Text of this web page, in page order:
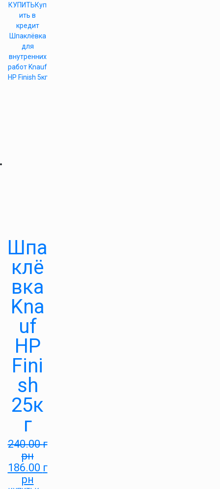
КУПИТЬКуп
ить в
кредит
Шпаклёвка
для
внутренних
работ Knauf
HP Finish 5кг
Шпа
клё
вка
Kna
uf
HP
Fini
sh
25к
г
240.00г
рн
186.00 г
рн